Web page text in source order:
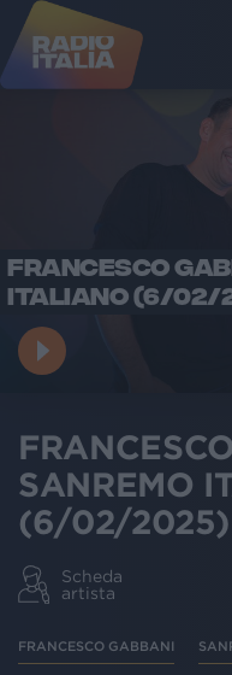
FRANCESCO
ITALIANO (6/02/
SANREMO
(6/02/2025)
Scheda
artista
FRANCESCO GABBANI